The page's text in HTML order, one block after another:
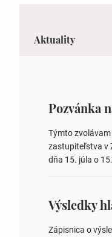
Aktuality
Týmto
zastupiteľstva v
dňa 15. júla o
overovateľov
obvodov pre
zastupiteľstiev,
Zápisnica o